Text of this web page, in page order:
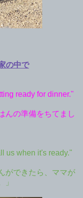
の中で
ready for dinner."
んの準備をちてまし
us when it's ready."
ができたら、ママが
」